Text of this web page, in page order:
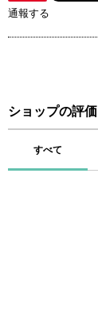
通報する
ショップの評価
すべて